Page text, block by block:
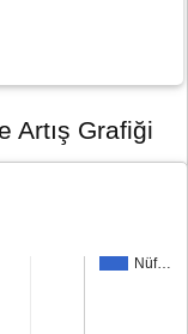
Artış Grafiği
Nüf…